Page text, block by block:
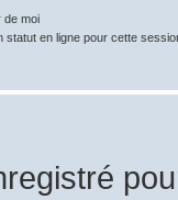
de moi
statut en ligne pour cette